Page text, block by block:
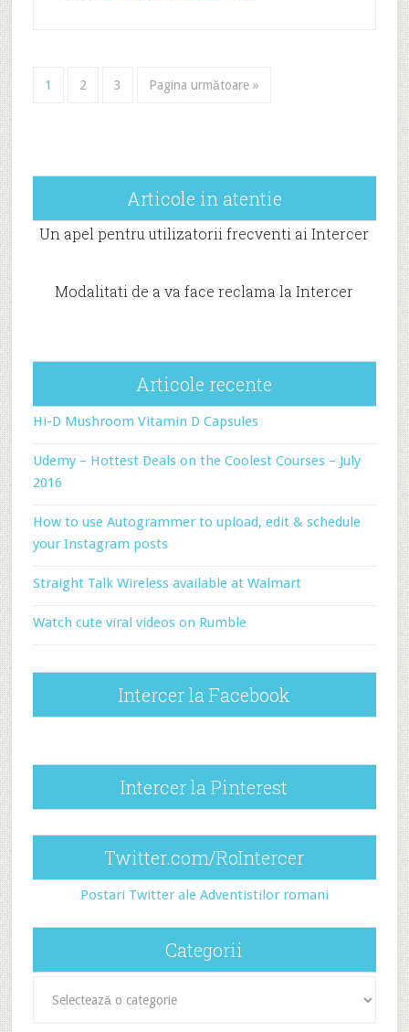
1 2 3 Pagina următoare »
Articole in atentie
Un apel pentru utilizatorii frecventi ai Intercer
Modalitati de a va face reclama la Intercer
Articole recente
Hi-D Mushroom Vitamin D Capsules
Udemy – Hottest Deals on the Coolest Courses – July
2016
How to use Autogrammer to upload, edit & schedule
your Instagram posts
Straight Talk Wireless available at Walmart
Watch cute viral videos on Rumble
Intercer la Facebook
Intercer la Pinterest
Twitter.com/RoIntercer
Postari Twitter ale Adventistilor romani
Categorii